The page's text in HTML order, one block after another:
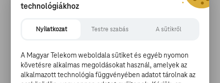
Az amazon trió azonban nem marad ellenfél nélkül,
forgalmazója is élt. Érdekes csata lesz kettőjüké, s hogy
szinte lehetetlen megjósolni. Míg a Charlie Angyalai
üzenete a fiatalabbak számára lehet érdekesebb, addig
a Terminátor reboot a nosztalgiázó férfiakat
technológiákhoz
Nyilatkozat Testre szabás A sütikről
A Magyar Telekom weboldala sütiket és egyéb nyomon
követésre alkalmas megoldásokat használ, amelyek az
alkalmazott technológia függvényében adatot tárolnak az